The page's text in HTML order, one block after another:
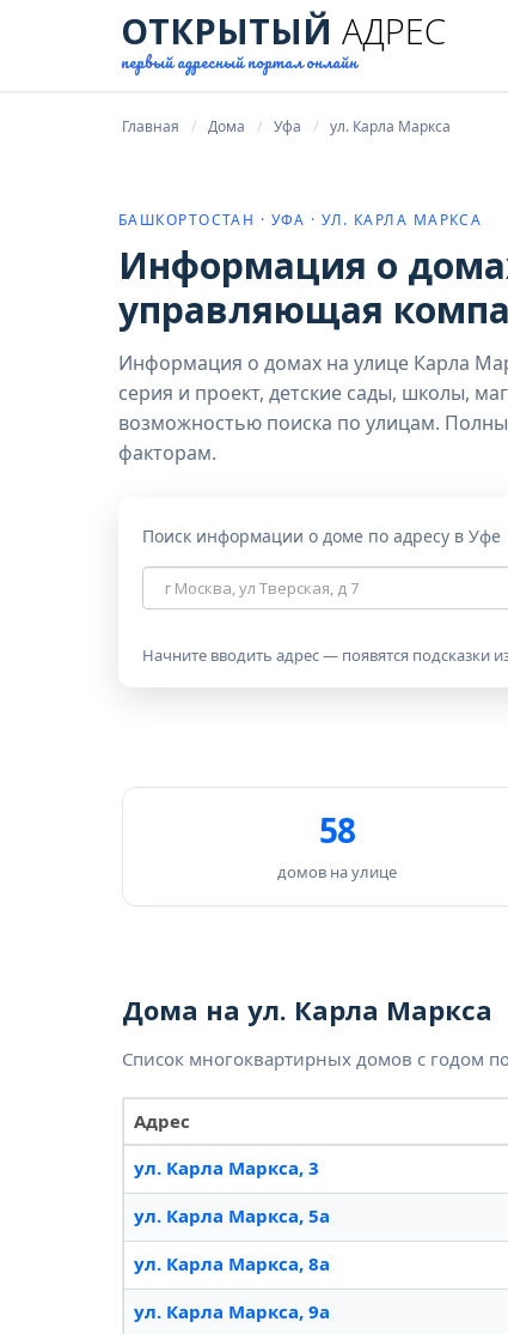
ОТКРЫТЫЙ АДРЕС
первый адресный портал онлайн
Главная Дома Уфа ул. Карла Маркса
БАШКОРТОСТАН · УФА · УЛ. КАРЛА МАРКСА
Информация о
управляющая
Информация о домах на улице Карла
серия и проект, детские сады, школы,
возможностью поиска по улицам.
факторам.
Поиск информации о доме по адресу в Уфе
Адрес
дома
Начните вводить адрес — появятся подсказки
58
домов на улице
Дома на ул. Карла Маркса
Список многоквартирных домов с годом
Адрес
ул. Карла Маркса, 3
ул. Карла Маркса, 5а
ул. Карла Маркса, 8а
ул. Карла Маркса, 9а